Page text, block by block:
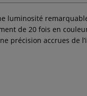
luminosité
de 20 fois en
accrues de